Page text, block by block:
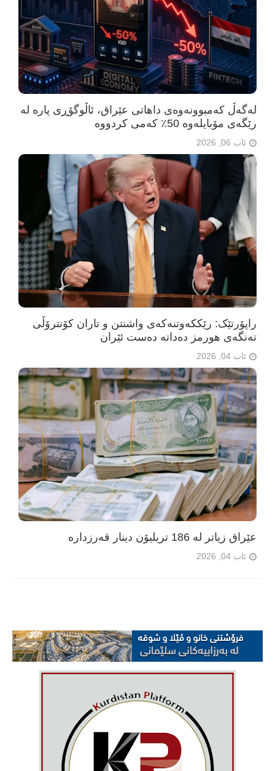
لەگەڵ کەمبوونەوەی داهاتی عێراق، ئاڵوگۆڕی پارە لە
رێگەی مۆبایلەوە 50٪ کەمی کردووە
ئاب 06, 2026
راپۆرتێک: رێککەوتنەکەی واشنتن و تاران کۆنترۆڵی
تەنگەی هورمز دەداتە دەست ئێران
ئاب 04, 2026
عێراق زیاتر لە 186 تریلیۆن دینار قەرزدارە
ئاب 04, 2026